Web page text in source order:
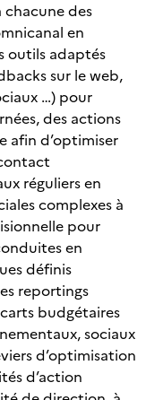
des
en
outils adaptés
sur le web,
…) pour
des actions
afin d’optimiser
réguliers en
complexes à
pour
en
définis
reportings
budgétaires
sociaux
d’optimisation
d’action